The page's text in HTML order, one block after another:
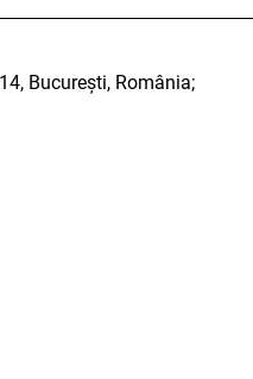
București, România;